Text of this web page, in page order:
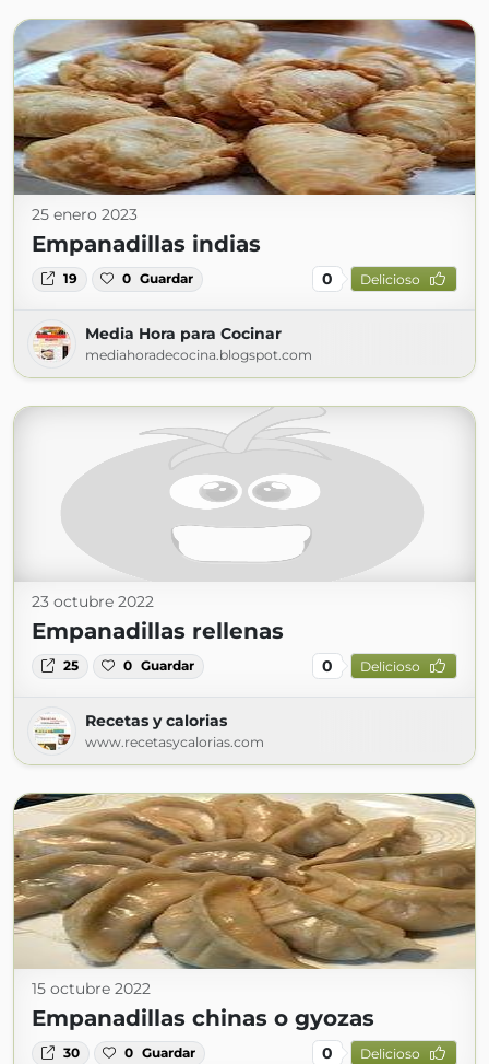
25 enero 2023
Empanadillas indias
19 0 Guardar 0 Delicioso
Media Hora para Cocinar
mediahoradecocina.blogspot.com
23 octubre 2022
Empanadillas rellenas
25 0 Guardar 0 Delicioso
Recetas y calorias
www.recetasycalorias.com
15 octubre 2022
Empanadillas chinas o gyozas
30 0 Guardar 0 Delicioso